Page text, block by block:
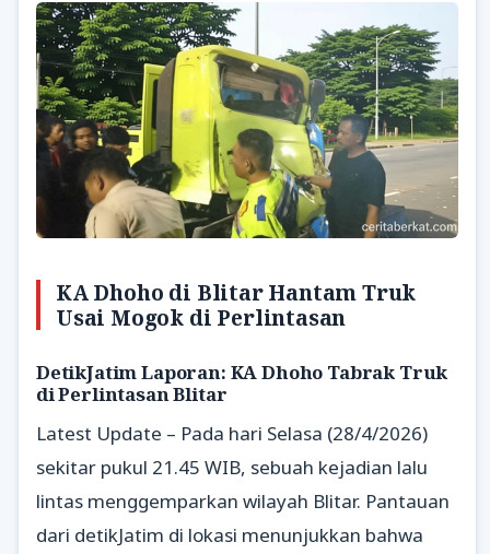
KA Dhoho di Blitar Hantam Truk
Usai Mogok di Perlintasan
DetikJatim Laporan: KA Dhoho Tabrak Truk
di Perlintasan Blitar
Latest Update – Pada hari Selasa (28/4/2026)
sekitar pukul 21.45 WIB, sebuah kejadian lalu
lintas menggemparkan wilayah Blitar. Pantauan
dari detikJatim di lokasi menunjukkan bahwa